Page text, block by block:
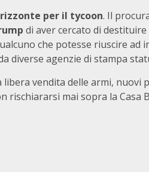
per il tycoon. Il
di aver cercato di
che potesse riuscire ad
diverse agenzie di stampa
vendita delle armi, nuovi
rischiararsi mai sopra la Casa